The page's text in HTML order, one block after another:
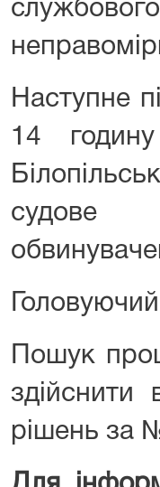
Наступне
14
судове
Пошук
рішень за